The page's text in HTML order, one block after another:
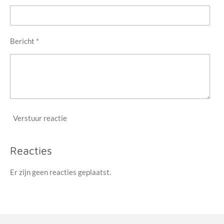
Bericht *
Verstuur reactie
Reacties
Er zijn geen reacties geplaatst.